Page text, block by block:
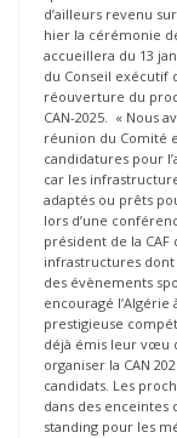
d’ailleurs revenu
hier la cérémonie
accueillera du 13
du Conseil exécutif
réouverture du
CAN-2025. « Nous
réunion du Comité
candidatures pour
car les
adaptés ou prêts
lors d’une
président de la
infrastructures dont
des évènements
encouragé
prestigieuse
déjà émis leur vœu
organiser la CAN
candidats. Les
dans des enceintes
standing pour les